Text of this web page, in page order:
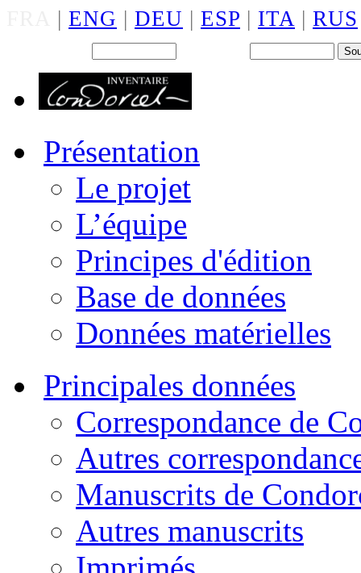
| ENG | DEU | ESP | ITA | RUS
Présentation
Le projet
L’équipe
Principes d'édition
Base de données
Données matérielles
Principales données
Correspondance de
Autres
Manuscrits de
Autres manuscrits